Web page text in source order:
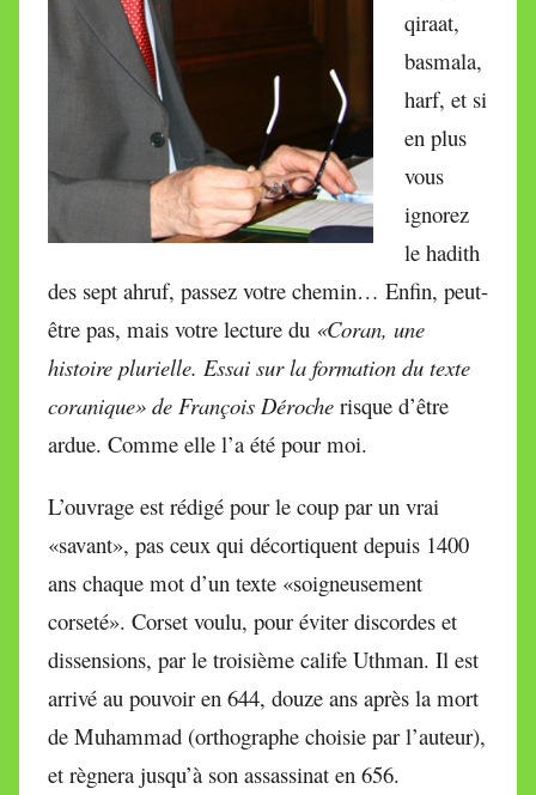
t
e
qiraat,
basmala,
harf, et si
en plus
vous
ignorez
le hadith
des sept ahruf, passez votre chemin… Enfin, peut-
être pas, mais votre lecture du «Coran, une
histoire plurielle. Essai sur la formation du texte
coranique» de François Déroche risque d’être
ardue. Comme elle l’a été pour moi.
L’ouvrage est rédigé pour le coup par un vrai
«savant», pas ceux qui décortiquent depuis 1400
ans chaque mot d’un texte «soigneusement
corseté». Corset voulu, pour éviter discordes et
dissensions, par le troisième calife Uthman. Il est
arrivé au pouvoir en 644, douze ans après la mort
de Muhammad (orthographe choisie par l’auteur),
et règnera jusqu’à son assassinat en 656.